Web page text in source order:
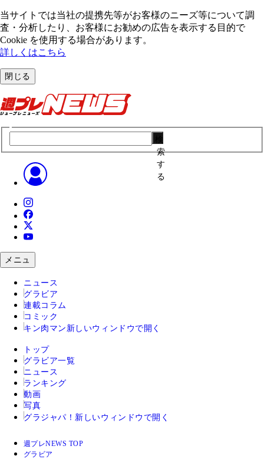
当サイトでは当社の提携先等がお客様のニーズ等について調
査・分析したり、お客様にお勧めの広告を表⽰する⽬的で
Cookie を使⽤する場合があります。
詳しくはこちら
閉じる
索
す
る
メニュ
ニュース
グラビア
連載コラム
コミック
キン肉マン 新しいウィンドウで開く
トップ
グラビア一覧
ニュース
ランキング
動画
写真
グラジャパ！ 新しいウィンドウで開く
週プレNEWS TOP
グラビア